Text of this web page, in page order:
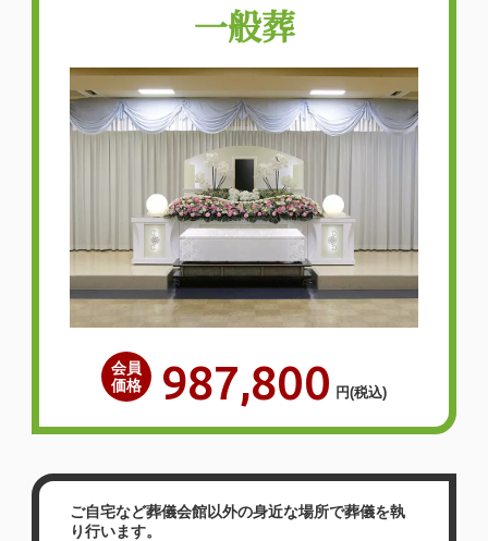
一般葬
会員
価格
987,800 円(税込)
ご自宅など葬儀会館以外の身近な場所で葬儀を執
り行います。